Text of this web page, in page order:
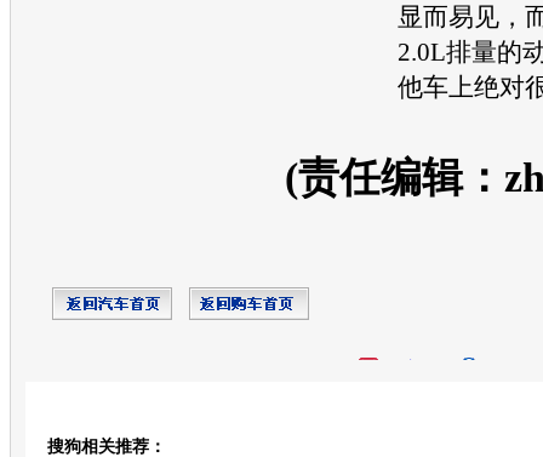
显而易见，
2.0L排量的
他车上绝对
(责任编辑：
搜狗相关推荐：